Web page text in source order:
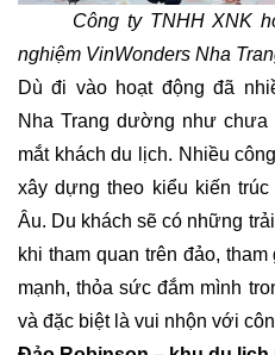
Công ty TNHH XNK
nghiệm VinWonders Nha
Dù đi vào hoạt động đã
Nha Trang dường như
mắt khách du lịch. Nhiều
xây dựng theo kiểu kiến
Âu. Du khách sẽ có những
khi tham quan trên đảo,
mạnh, thỏa sức đắm mình
và đặc biệt là vui nhộn với